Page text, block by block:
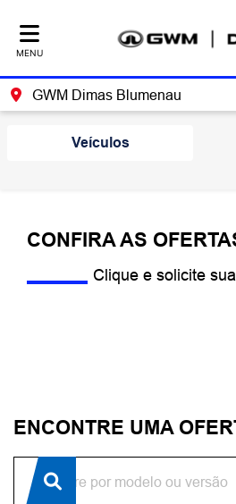
MENU
GWM Dimas Blumenau
Veículos
CONFIRA AS
Clique e solicite
ENCONTRE UMA